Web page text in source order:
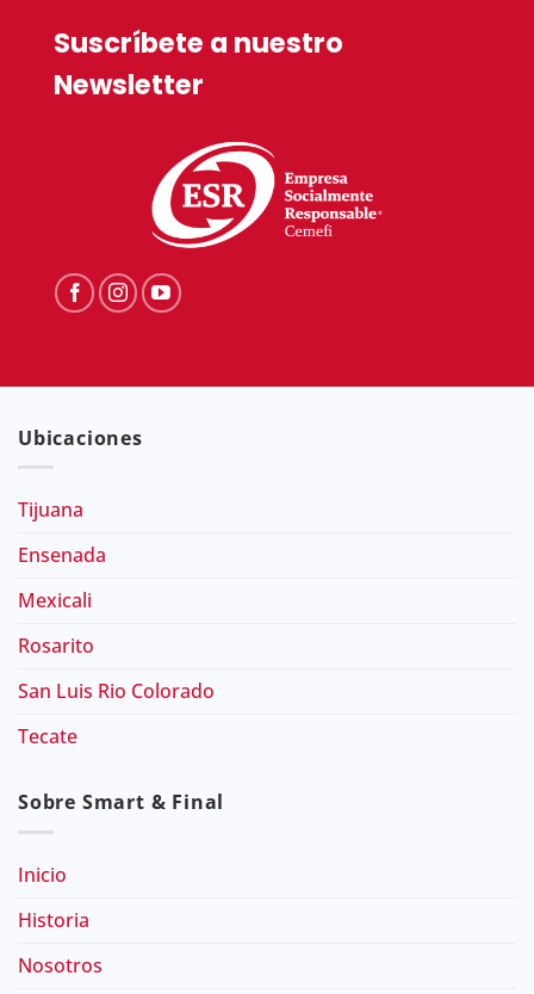
Suscríbete a nuestro
Newsletter
Ubicaciones
Tijuana
Ensenada
Mexicali
Rosarito
San Luis Rio Colorado
Tecate
Sobre Smart & Final
Inicio
Historia
Nosotros